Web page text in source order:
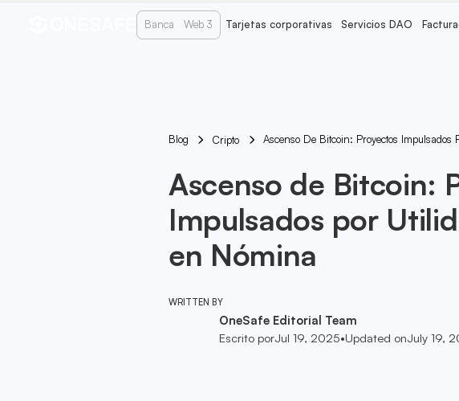
Banca Web 3 Tarjetas corporativas Servicios DAO
Blog Cripto Ascenso De Bitcoin: Proyectos
Ascenso de Bitcoin:
Impulsados por
en Nómina
WRITTEN BY
OneSafe Editorial Team
Escrito porJul 19, 2025•Updated onJuly 19,